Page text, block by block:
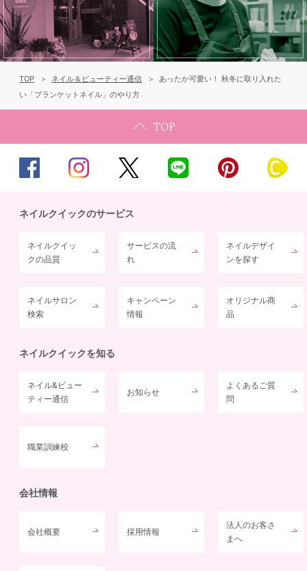
TOP ネイル＆ビューティー通信
あったか可愛い！ 秋冬に取り入れた
い「ブランケットネイル」のやり方
ネイルクイックのサービス
ネイルクイッ
クの品質
サービスの流
れ
ネイルデザイ
ンを探す
ネイルサロン
検索
キャンペーン
情報
オリジナル商
品
ネイルクイックを知る
ネイル&ビュー
ティー通信
お知らせ
よくあるご質
問
職業訓練校
会社情報
会社概要 採用情報
法人のお客さ
まへ